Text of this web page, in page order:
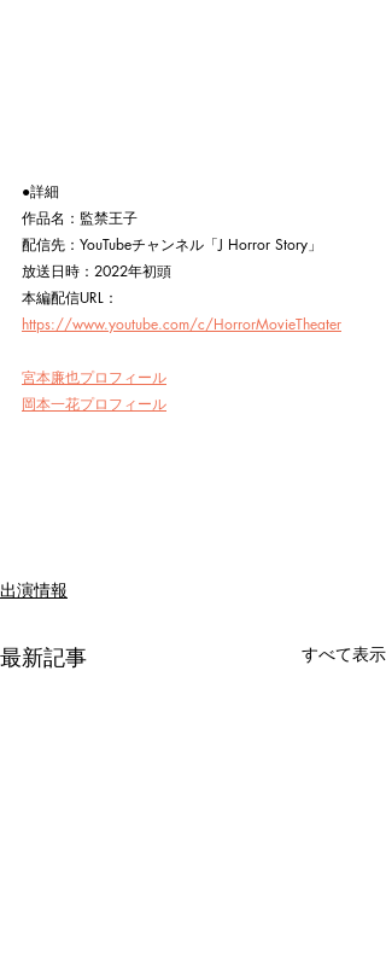
●詳細
作品名：監禁王子
配信先：YouTubeチャンネル「J Horror Story」
放送日時：2022年初頭
本編配信URL：
https://www.youtube.com/c/HorrorMovieTheater
宮本廉也プロフィール
岡本一花プロフィール
出演情報
最新記事 すべて表示